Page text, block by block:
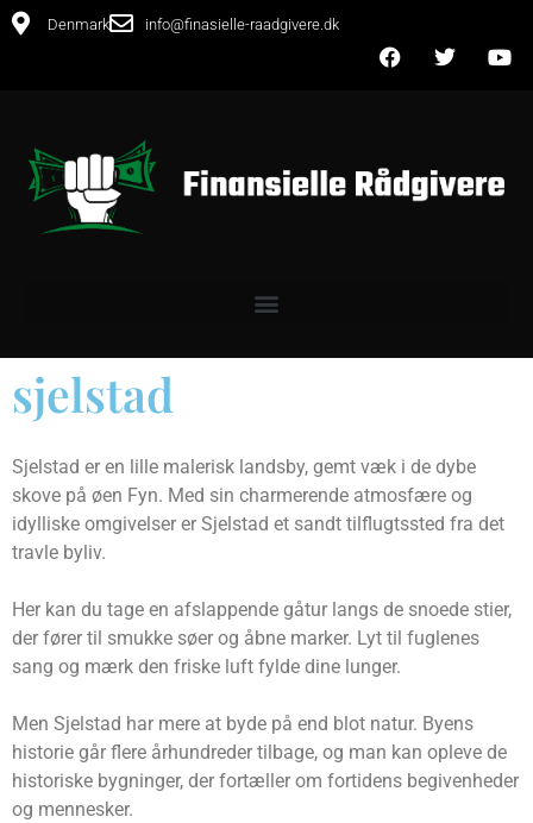
Denmark info@finasielle-raadgivere.dk
sjelstad
Sjelstad er en lille malerisk landsby, gemt væk i de dybe
skove på øen Fyn. Med sin charmerende atmosfære og
idylliske omgivelser er Sjelstad et sandt tilflugtssted fra det
travle byliv.
Her kan du tage en afslappende gåtur langs de snoede stier,
der fører til smukke søer og åbne marker. Lyt til fuglenes
sang og mærk den friske luft fylde dine lunger.
Men Sjelstad har mere at byde på end blot natur. Byens
historie går flere århundreder tilbage, og man kan opleve de
historiske bygninger, der fortæller om fortidens begivenheder
og mennesker.